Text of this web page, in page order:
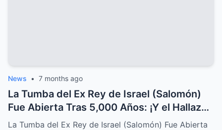
News • 7 months ago
La Tumba del Ex Rey de Israel (Salomón)
Fue Abierta Tras 5,000 Años: ¡Y el Hallazgo
Conmocionó al Mundo!
La Tumba del Ex Rey de Israel (Salomón) Fue Abierta